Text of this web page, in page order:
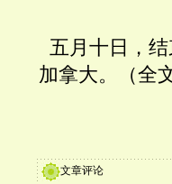
五月十日，
加拿大。（全
文章评论